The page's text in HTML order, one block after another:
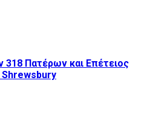
Πατέρων και Επέτειος
Shrewsbury